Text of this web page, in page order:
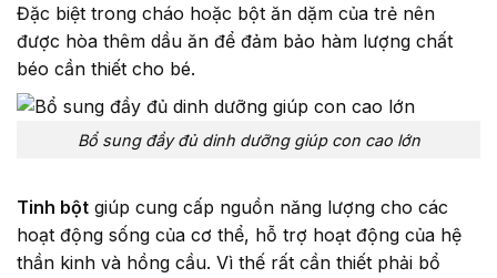
Đặc biệt trong cháo hoặc bột ăn dặm của trẻ nên
được hòa thêm dầu ăn để đảm bảo hàm lượng chất
béo cần thiết cho bé.
Bổ sung đầy đủ dinh dưỡng giúp con cao lớn
Tinh bột giúp cung cấp nguồn năng lượng cho các
hoạt động sống của cơ thể, hỗ trợ hoạt động của hệ
thần kinh và hồng cầu. Vì thế rất cần thiết phải bổ